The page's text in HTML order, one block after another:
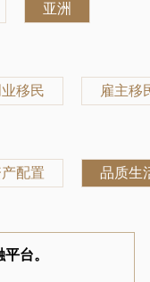
亚洲
移民 雇主移
配置 品质生
台。